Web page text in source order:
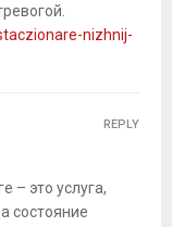
nizhnij-
– это услуга,
состояние
REPLY